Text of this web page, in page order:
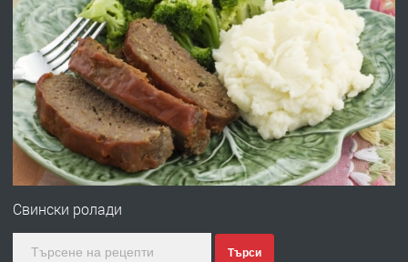
преди 12 часа
ПРЕДЛАГА Под НАЕМ двустаен Орфей
преди 3 дни
ПРЕДЛАГА
Нов апартамент на ул. Липа до
Свински ролади
Търси